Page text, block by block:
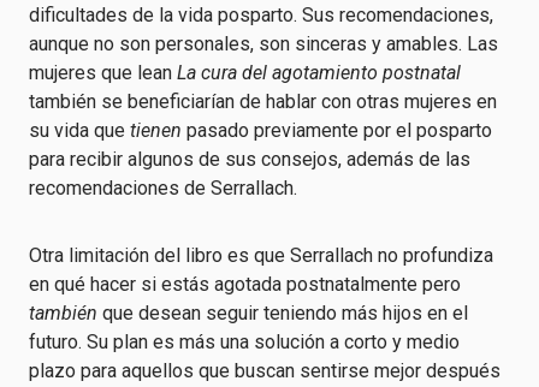
dificultades de la vida posparto. Sus recomendaciones,
aunque no son personales, son sinceras y amables. Las
mujeres que lean La cura del agotamiento postnatal
también se beneficiarían de hablar con otras mujeres en
su vida que tienen pasado previamente por el posparto
para recibir algunos de sus consejos, además de las
recomendaciones de Serrallach.
Otra limitación del libro es que Serrallach no profundiza
en qué hacer si estás agotada postnatalmente pero
también que desean seguir teniendo más hijos en el
futuro. Su plan es más una solución a corto y medio
plazo para aquellos que buscan sentirse mejor después